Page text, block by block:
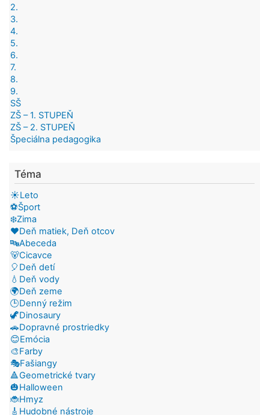
2.
3.
4.
5.
6.
7.
8.
9.
SŠ
ZŠ – 1. STUPEŇ
ZŠ – 2. STUPEŇ
Špeciálna pedagogika
Téma
☀️Leto
⚽Šport
❄️Zima
❤️Deň matiek, Deň otcov
🔤Abeceda
🐻Cicavce
🎈Deň detí
💧Deň vody
🌍Deň zeme
🕒Denný režim
🦖Dinosaury
🚗Dopravné prostriedky
😊Emócia
🎨Farby
🎭Fašiangy
🔺Geometrické tvary
🎃Halloween
🐞Hmyz
🎸Hudobné nástroje